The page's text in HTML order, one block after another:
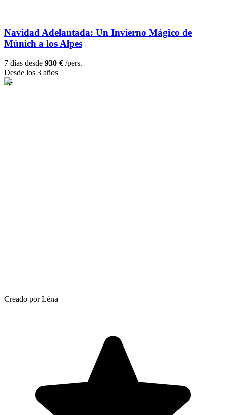
Navidad Adelantada: Un Invierno Mágico de
Múnich a los Alpes
7 días desde 930 € /pers.
Desde los 3 años
Creado por Léna